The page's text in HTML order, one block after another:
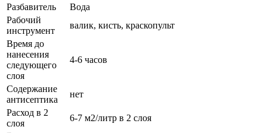
Разбавитель
Вода
Рабочий
инструмент
валик, кисть, краскопульт
Время до
нанесения
следующего
слоя
4-6 часов
Содержание
антисептика
нет
Расход в 2
слоя
6-7 м2/литр в 2 слоя